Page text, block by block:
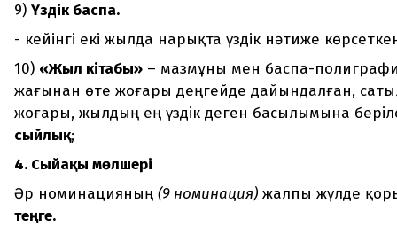
9) Үздік баспа.
- кейінгі екі жылда нарықта үздік нәтиже
10) «Жыл кітабы» – мазмұны мен баспа-
жағынан өте жоғары деңгейде дайындалған,
жоғары, жылдың ең үздік деген басылымына
сыйлық;
4. Сыйақы мөлшері
Әр номинацияның (9 номинация) жалпы жүлде
теңге.